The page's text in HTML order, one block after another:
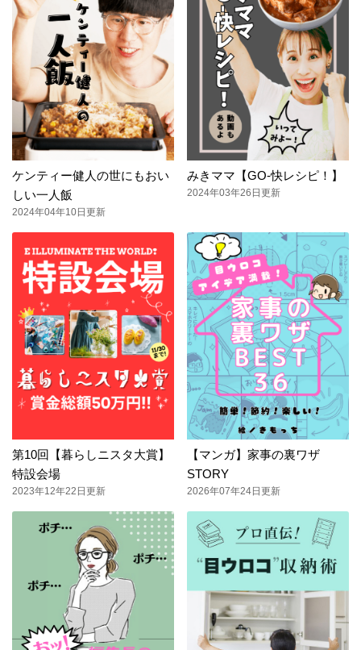
ケンティー健人の世にもおい
しい一人飯
2024年04年10日更新
みきママ【GO-快レシピ！】
2024年03年26日更新
第10回【暮らしニスタ大賞】
特設会場
2023年12年22日更新
【マンガ】家事の裏ワザ
STORY
2026年07年24日更新